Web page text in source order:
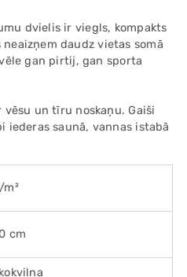
dvielis ir viegls, kompakts
daudz vietas somā
gan pirtij, gan sporta
un tīru noskaņu. Gaiši
iederas saunā, vannas istabā
cm